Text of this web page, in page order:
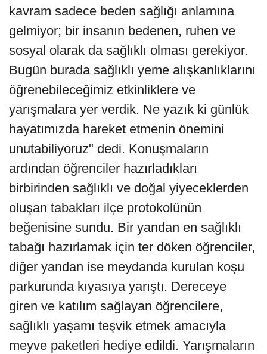
kavram sadece beden sağlığı anlamına
gelmiyor; bir insanın bedenen, ruhen ve
sosyal olarak da sağlıklı olması gerekiyor.
Bugün burada sağlıklı yeme alışkanlıklarını
öğrenebileceğimiz etkinliklere ve
yarışmalara yer verdik. Ne yazık ki günlük
hayatımızda hareket etmenin önemini
unutabiliyoruz" dedi. Konuşmaların
ardından öğrenciler hazırladıkları
birbirinden sağlıklı ve doğal yiyeceklerden
oluşan tabakları ilçe protokolünün
beğenisine sundu. Bir yandan en sağlıklı
tabağı hazırlamak için ter döken öğrenciler,
diğer yandan ise meydanda kurulan koşu
parkurunda kıyasıya yarıştı. Dereceye
giren ve katılım sağlayan öğrencilere,
sağlıklı yaşamı teşvik etmek amacıyla
meyve paketleri hediye edildi. Yarışmaların